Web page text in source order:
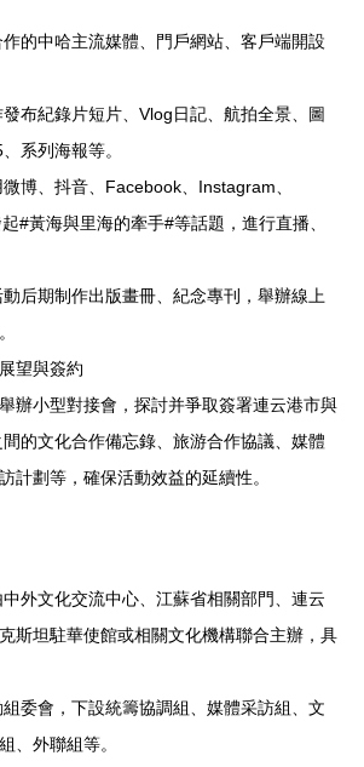
作的中哈主流媒體、門戶網站、客戶端開設
發布紀錄片短片、Vlog日記、航拍全景、圖
系列海報等。
博、抖音、Facebook、Instagram、
#黃海與里海的牽手#等話題，進行直播、
動后期制作出版畫冊、紀念專刊，舉辦線上
望與簽約
辦小型對接會，探討并爭取簽署連云港市與
的文化合作備忘錄、旅游合作協議、媒體
計劃等，確保活動效益的延續性。
外文化交流中心、江蘇省相關部門、連云
斯坦駐華使館或相關文化機構聯合主辦，具
組委會，下設統籌協調組、媒體采訪組、文
、外聯組等。